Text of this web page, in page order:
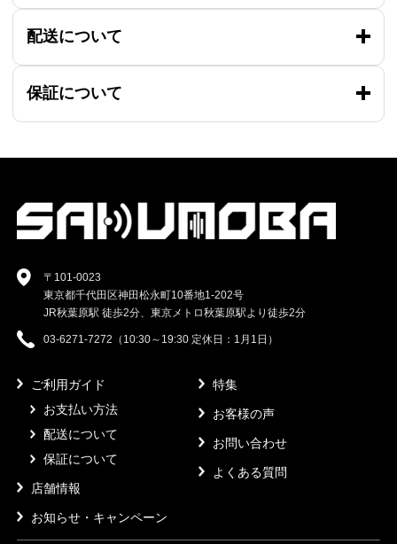
配送について
保証について
〒101-0023
東京都千代田区神田松永町10番地1-202号
JR秋葉原駅 徒歩2分、東京メトロ秋葉原駅より徒歩2分
03-6271-7272（10:30～19:30 定休日：1月1日）
ご利用ガイド
お支払い方法
配送について
保証について
店舗情報
お知らせ・キャンペーン
特集
お客様の声
お問い合わせ
よくある質問